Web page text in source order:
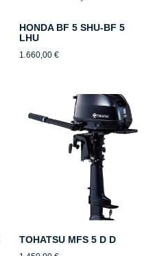
HONDA BF 5 SHU-BF 5
LHU
1.660,00 €
TOHATSU MFS 5 D D